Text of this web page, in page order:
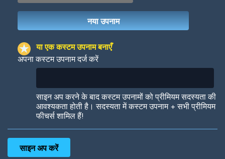
Woof Jungle Cats
या एक कस्टम उपनाम बनाएँ
अपना कस्टम उपनाम दर्ज करें
साइन अप करने के बाद कस्टम उपनामों को प्रीमियम सदस्यता की
आवश्यकता होती है। सदस्यता में कस्टम उपनाम + सभी प्रीमियम
फीचर्स शामिल हैं!